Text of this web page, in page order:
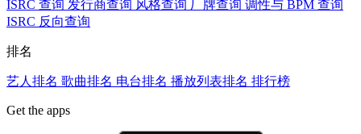
ISRC 查询 发行商查询 风格查询 厂牌查询 调性与 BPM 查询
ISRC 反向查询
排名
艺人排名 歌曲排名 电台排名 播放列表排名 排行榜
Get the apps